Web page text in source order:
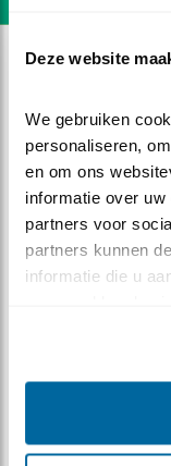
Deze website
We gebruiken
personaliseren,
en om ons
informatie over
partners voor
partners kunnen
informatie die u
Een